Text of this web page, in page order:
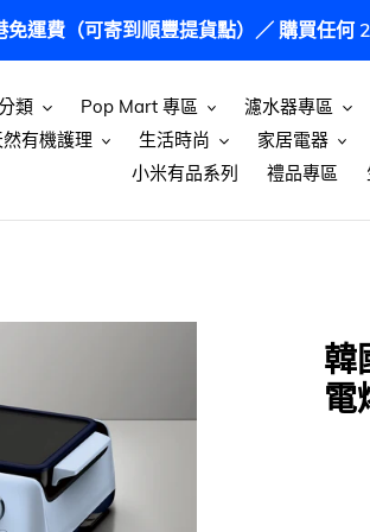
運費（可寄到順豐提貨點）／ 購買任何
類 Pop Mart 專區 濾水器專區
然有機護理
生活時尚 家居電器
小米有品系列
禮品專區
韓
電